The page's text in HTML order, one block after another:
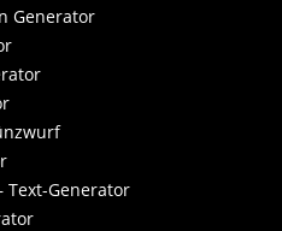
Generator
Text-Generator